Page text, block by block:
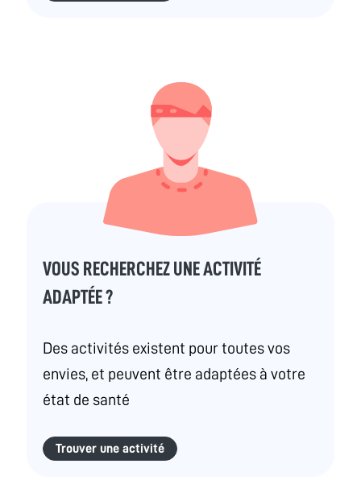
VOUS RECHERCHEZ UNE ACTIVITÉ
ADAPTÉE ?
Des activités existent pour toutes vos
envies, et peuvent être adaptées à votre
état de santé
Trouver une activité